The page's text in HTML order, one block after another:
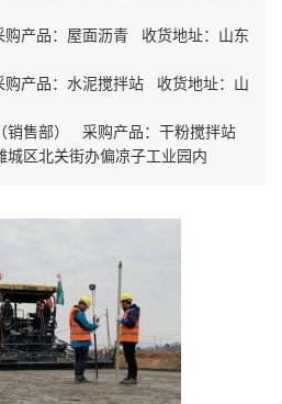
产品：屋面沥青 收货地址：山东
产品：水泥搅拌站 收货地址：山
销售部） 采购产品：干粉搅拌站
城区北关街办偏凉子工业园内